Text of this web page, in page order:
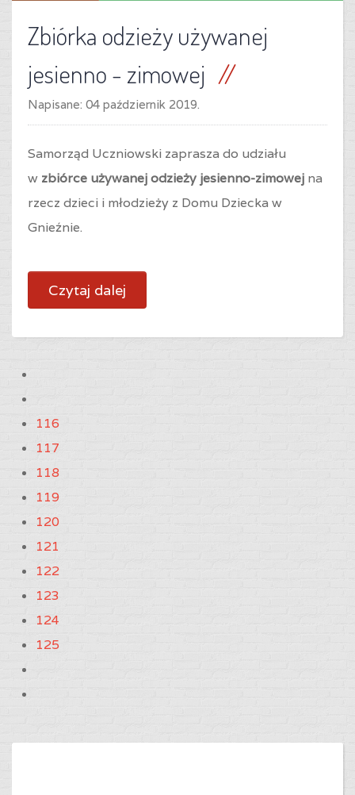
Zbiórka odzieży używanej
jesienno - zimowej
Napisane: 04 październik 2019.
Samorząd Uczniowski zaprasza do udziału
w zbiórce używanej odzieży jesienno-zimowej na
rzecz dzieci i młodzieży z Domu Dziecka w
Gnieźnie.
Czytaj dalej
116
117
118
119
120
121
122
123
124
125